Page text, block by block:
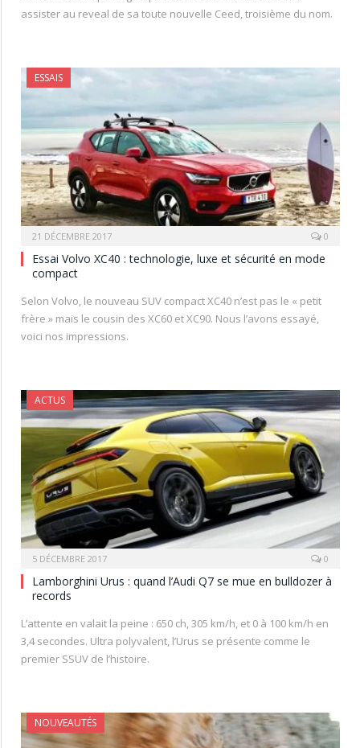
assister au reveal de sa toute nouvelle Ceed, troisième du nom.
ESSAIS
21 DÉCEMBRE 2017 0
Essai Volvo XC40 : technologie, luxe et sécurité en mode
compact
Selon Volvo, le nouveau SUV compact XC40 n’est pas le « petit
frère » mais le cousin des XC60 et XC90. Nous l’avons essayé,
voici nos impressions.
ACTUS
5 DÉCEMBRE 2017 0
Lamborghini Urus : quand l’Audi Q7 se mue en bulldozer à
records
L’attente en valait la peine : 650 ch, 305 km/h, et 0 à 100 km/h en
3,4 secondes. Ultra polyvalent, l’Urus se présente comme le
premier SSUV de l’histoire.
NOUVEAUTÉS